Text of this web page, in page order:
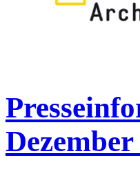
Dezember